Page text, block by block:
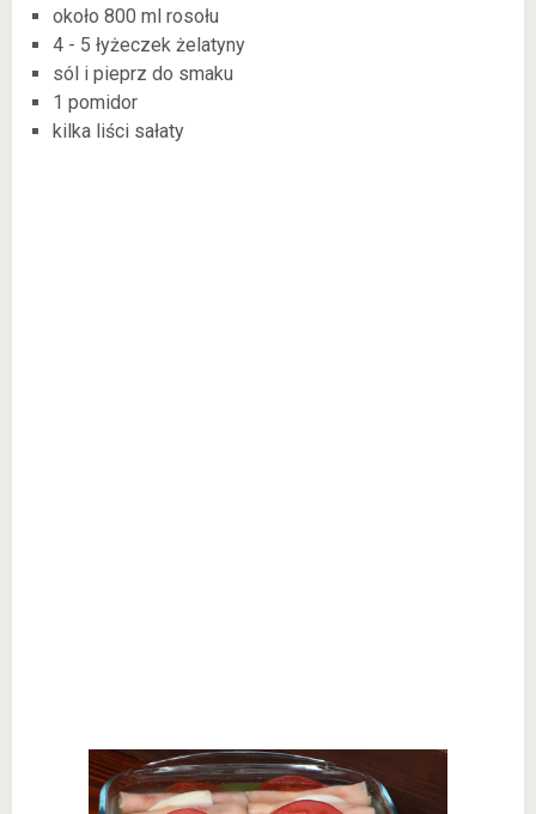
około 800 ml rosołu
4 - 5 łyżeczek żelatyny
sól i pieprz do smaku
1 pomidor
kilka liści sałaty